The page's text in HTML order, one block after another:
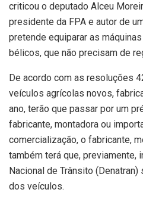
criticou o deputado Alceu
presidente da FPA e autor de
pretende equiparar as
bélicos, que não precisam de
De acordo com as resoluções
veículos agrícolas novos,
ano, terão que passar por um
fabricante, montadora ou
comercialização, o fabricante,
também terá que, previamente,
Nacional de Trânsito
dos veículos.